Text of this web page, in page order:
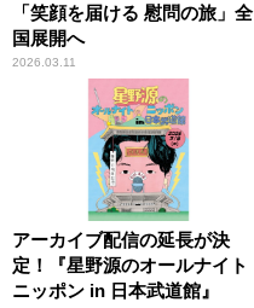
「笑顔を届ける 慰問の旅」全
国展開へ
2026.03.11
アーカイブ配信の延長が決
定！『星野源のオールナイト
ニッポン in 日本武道館』